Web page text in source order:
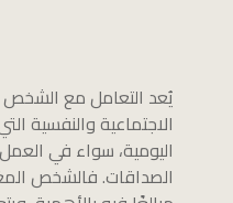
يُعد التعامل مع الشخص
الاجتماعية والنفسية
اليومية، سواء في
الصداقات. فالشخص